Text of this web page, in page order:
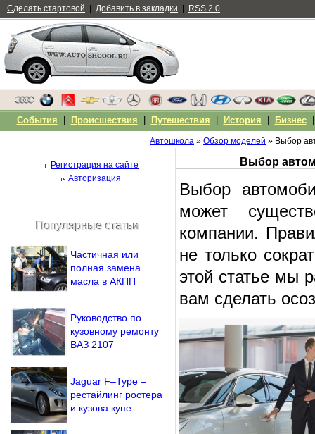
Автошкола » Обзор моделей » Выбор
Выбор
может
компании.
не только
этой статье мы
вам сделать
Регистрация на сайте
Авторизация
Напомнить пароль?
Популярные статьи
Частичная или
полная замена
масла в АКПП
Руководство по
кузовному ремонту
ВАЗ 2107
Jaguar F–Type –
рестайлинг ростера
и кузова купе
Сделать стартовой Добавить в закладки RSS 2.0
События Происшествия Путешествия История Бизнес